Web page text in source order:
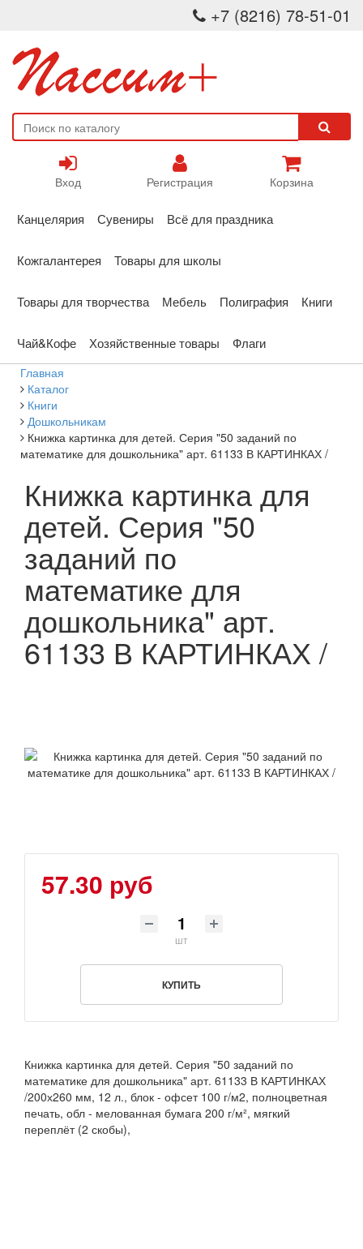
+7 (8216) 78-51-01
Вход Регистрация Корзина
Канцелярия Сувениры Всё для праздника
Кожгалантерея Товары для школы
Товары для творчества Мебель Полиграфия Книги
Чай&Кофе Хозяйственные товары Флаги
Главная
Каталог
Книги
Дошкольникам
Книжка картинка для детей. Серия "50 заданий по
математике для дошкольника" арт. 61133 В КАРТИНКАХ /
Книжка картинка для
детей. Серия "50
заданий по
математике для
дошкольника" арт.
61133 В КАРТИНКАХ /
57.30 руб
шт
КУПИТЬ
Книжка картинка для детей. Серия "50 заданий по
математике для дошкольника" арт. 61133 В КАРТИНКАХ
/200х260 мм, 12 л., блок - офсет 100 г/м2, полноцветная
печать, обл - мелованная бумага 200 г/м², мягкий
переплёт (2 скобы),